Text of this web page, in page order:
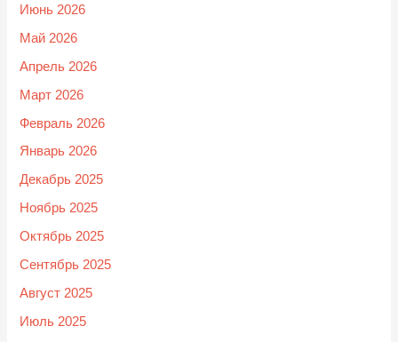
Июнь 2026
Май 2026
Апрель 2026
Март 2026
Февраль 2026
Январь 2026
Декабрь 2025
Ноябрь 2025
Октябрь 2025
Сентябрь 2025
Август 2025
Июль 2025